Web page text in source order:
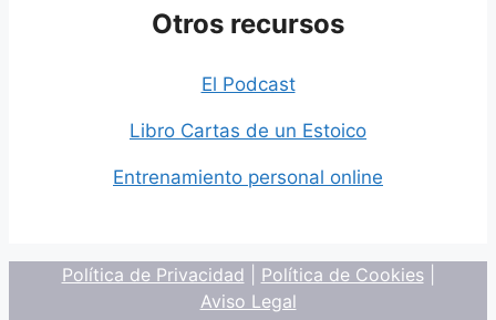
Otros recursos
El Podcast
Libro Cartas de un Estoico
Entrenamiento personal online
Política de Privacidad Política de Cookies|
Aviso Legal